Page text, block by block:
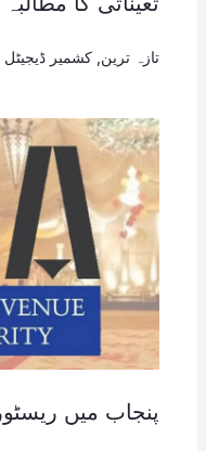
تازہ ترین کشمیر ڈیجیٹل
پنجاب میں